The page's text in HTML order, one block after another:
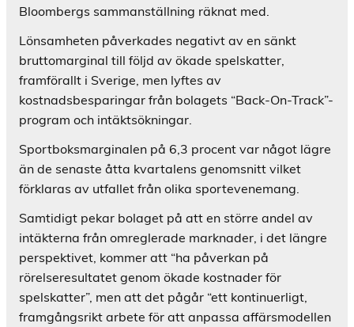
Bloombergs sammanställning räknat med.
Lönsamheten påverkades negativt av en sänkt
bruttomarginal till följd av ökade spelskatter,
framförallt i Sverige, men lyftes av
kostnadsbesparingar från bolagets “Back-On-Track”-
program och intäktsökningar.
Sportboksmarginalen på 6,3 procent var något lägre
än de senaste åtta kvartalens genomsnitt vilket
förklaras av utfallet från olika sportevenemang.
Samtidigt pekar bolaget på att en större andel av
intäkterna från omreglerade marknader, i det längre
perspektivet, kommer att “ha påverkan på
rörelseresultatet genom ökade kostnader för
spelskatter”, men att det pågår “ett kontinuerligt,
framgångsrikt arbete för att anpassa affärsmodellen